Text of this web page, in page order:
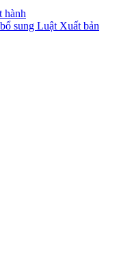
hành
sung Luật Xuất bản